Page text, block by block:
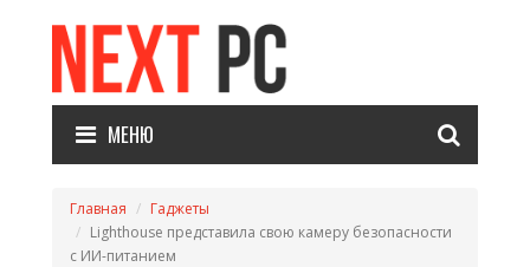
МЕНЮ
Главная
Гаджеты
Lighthouse представила свою камеру безопасности
с ИИ-питанием